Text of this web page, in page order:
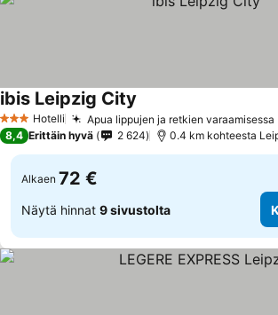
3 Tähtiluokitus
Hotelli Apua lippujen ja retkien varaamisessa
ibis Leipzig City
8,4 Erittäin hyvä 2 624 0.4 km kohteesta
Alkaen 72 €
Näytä hinnat 9 sivustolta